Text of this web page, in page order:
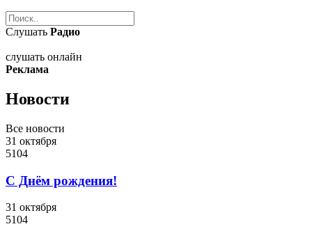
Слушать Радио
слушать онлайн
Реклама
Новости
Все новости
31 октября
5104
C Днём рождения!
31 октября
5104